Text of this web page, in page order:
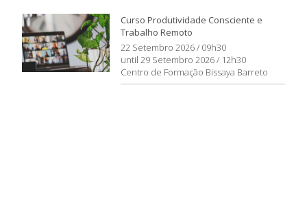
Curso Produtividade Consciente e
Trabalho Remoto
22 Setembro 2026 / 09h30
until 29 Setembro 2026 / 12h30
Centro de Formação Bissaya Barreto